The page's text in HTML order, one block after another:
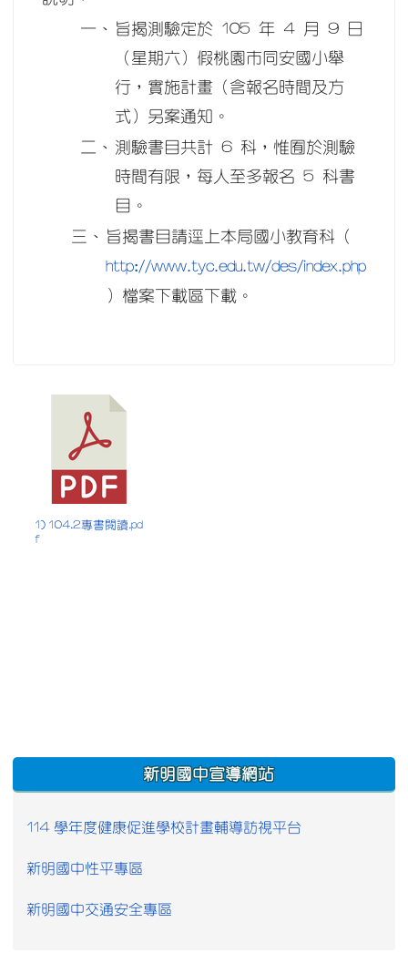
一、 旨揭測驗定於 105 年 4 月 9 日
（星期六）假桃園市同安國小舉
行，實施計畫（含報名時間及方
式）另案通知。
二、 測驗書目共計 6 科，惟囿於測驗
時間有限，每人至多報名 5 科書
目。
三、 旨揭書目請逕上本局國小教育科（
http://www.tyc.edu.tw/des/index.php
）檔案下載區下載。
1) 104.2專書閱讀.pd
f
:::
新明國中宣導網站
114 學年度健康促進學校計畫輔導訪視平台
新明國中性平專區
新明國中交通安全專區